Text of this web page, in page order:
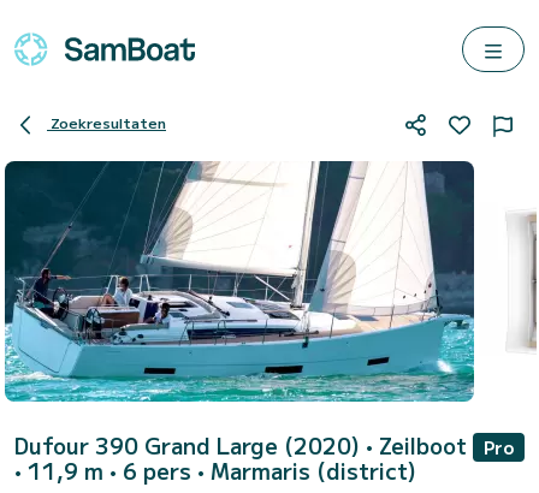
Zoekresultaten
Dufour 390 Grand Large (2020) • Zeilboot
• 11,9 m • 6 pers • Marmaris (district)
Pro